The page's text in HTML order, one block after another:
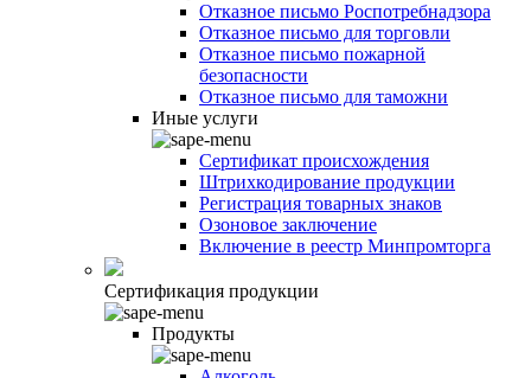
Отказное письмо Роспотребнадзора
Отказное письмо для торговли
Отказное письмо пожарной
безопасности
Отказное письмо для таможни
Иные услуги
Сертификат происхождения
Штрихкодирование продукции
Регистрация товарных знаков
Озоновое заключение
Включение в реестр Минпромторга
Сертификация продукции
Продукты